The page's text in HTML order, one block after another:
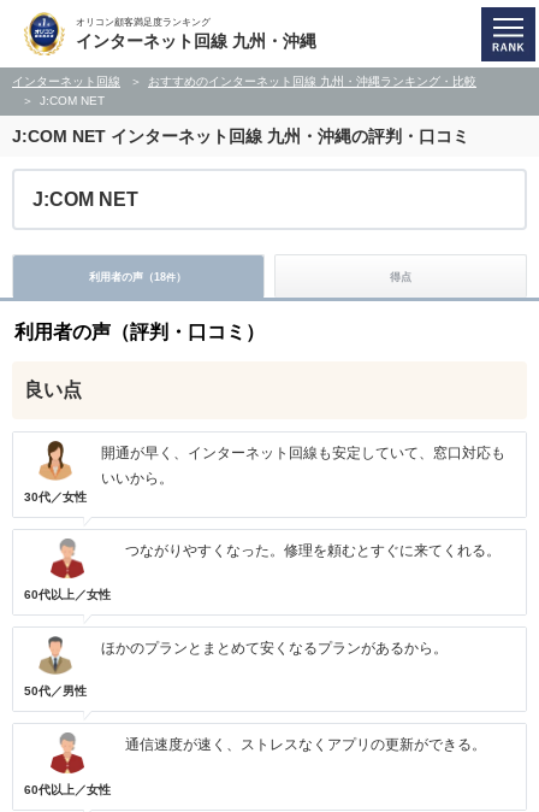
オリコン顧客満足度ランキング
インターネット回線 九州・沖縄
インターネット回線
おすすめのインターネット回線 九州・沖縄ランキング・比較
J:COM NET
J:COM NET インターネット回線 九州・沖縄の評判・口コミ
J:COM NET
利用者の声（18件） 得点
利用者の声（評判・口コミ）
良い点
30代／女性
開通が早く、インターネット回線も安定していて、窓口対応も
いいから。
60代以上／女性
つながりやすくなった。修理を頼むとすぐに来てくれる。
50代／男性
ほかのプランとまとめて安くなるプランがあるから。
60代以上／女性
通信速度が速く、ストレスなくアプリの更新ができる。